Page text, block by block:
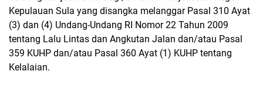
Kepulauan Sula yang disangka melanggar Pasal 310 Ayat
(3) dan (4) Undang-Undang RI Nomor 22 Tahun 2009
tentang Lalu Lintas dan Angkutan Jalan dan/atau Pasal
359 KUHP dan/atau Pasal 360 Ayat (1) KUHP tentang
Kelalaian.